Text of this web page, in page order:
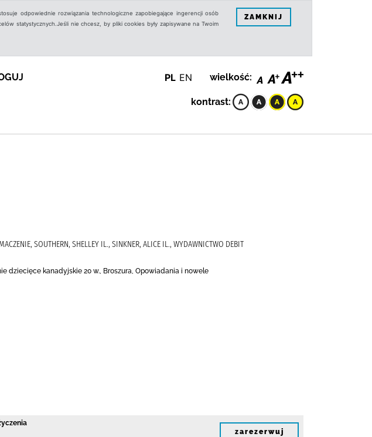
odpowiednie rozwiązania technologiczne zapobiegające ingerencji osób
statystycznych.Jeśli nie chcesz, by pliki cookies były zapisywane na Twoim
ZAMKNIJ
PL EN wielkość:
kontrast:
SOUTHERN, SHELLEY IL., SINKNER, ALICE IL., WYDAWNICTWO DEBIT
dziecięce kanadyjskie 20 w., Broszura, Opowiadania i nowele
zarezerwuj